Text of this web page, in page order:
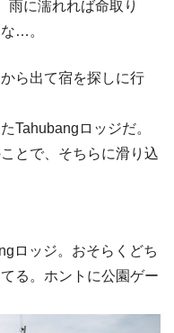
雨に濡れれば命取り
…。
ら出て宿を探しに行
Tahubangロッジだ。
とで、そちらに滑り込
ロッジ。おそらくどち
る。ホントに公園ゲー